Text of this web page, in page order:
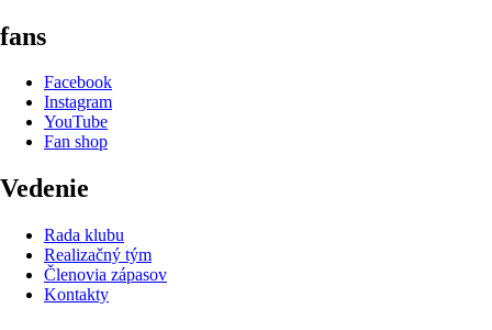
fans
Facebook
Instagram
YouTube
Fan shop
Vedenie
Rada klubu
Realizačný tým
Členovia zápasov
Kontakty